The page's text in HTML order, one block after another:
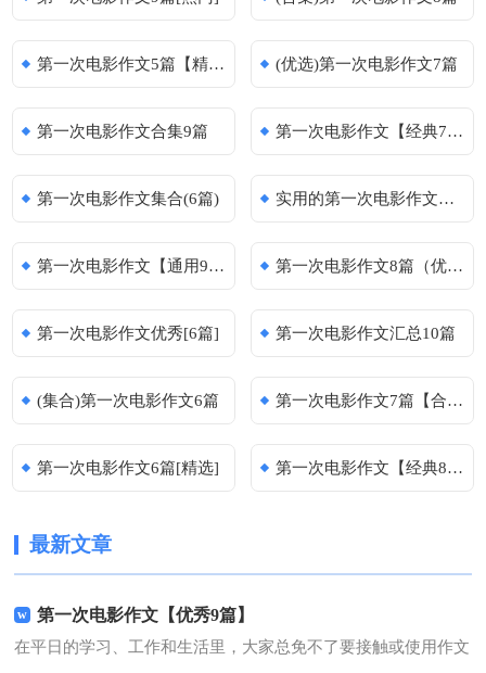
第一次电影作文5篇【精品】 (优选)第一次电影作文7篇
第一次电影作文合集9篇 第一次电影作文【经典7篇】
第一次电影作文集合(6篇) 实用的第一次电影作文（精华）
第一次电影作文【通用9篇】 第一次电影作文8篇（优秀）
第一次电影作文优秀[6篇] 第一次电影作文汇总10篇
(集合)第一次电影作文6篇 第一次电影作文7篇【合集】
第一次电影作文6篇[精选] 第一次电影作文【经典8篇】
最新文章
第一次电影作文【优秀9篇】
在平日的学习、工作和生活里，大家总免不了要接触或使用作文